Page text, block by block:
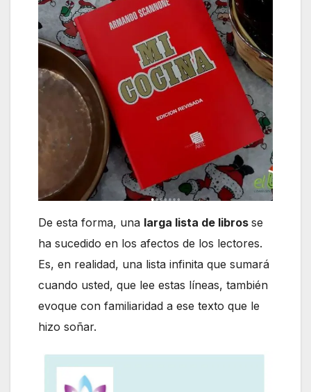
De esta forma, una larga lista de libros se
ha sucedido en los afectos de los lectores.
Es, en realidad, una lista infinita que sumará
cuando usted, que lee estas líneas, también
evoque con familiaridad a ese texto que le
hizo soñar.